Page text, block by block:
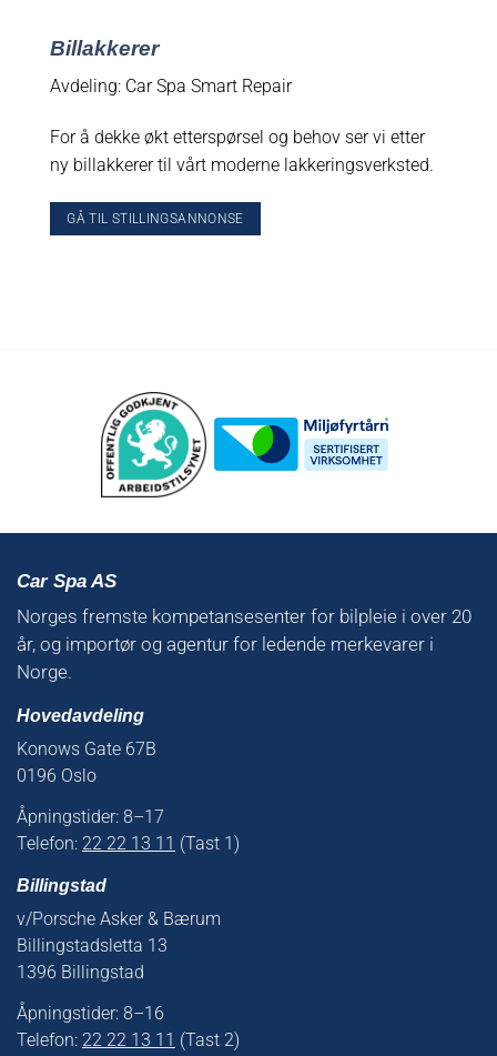
Billakkerer
Avdeling: Car Spa Smart Repair
For å dekke økt etterspørsel og behov ser vi etter
ny billakkerer til vårt moderne lakkeringsverksted.
GÅ TIL STILLINGSANNONSE
Car Spa AS
Norges fremste kompetansesenter for bilpleie i over 20
år, og importør og agentur for ledende merkevarer i
Norge.
Hovedavdeling
Konows Gate 67B
0196 Oslo
Åpningstider: 8–17
Telefon: 22 22 13 11 (Tast 1)
Billingstad
v/Porsche Asker & Bærum
Billingstadsletta 13
1396 Billingstad
Åpningstider: 8–16
Telefon: 22 22 13 11 (Tast 2)